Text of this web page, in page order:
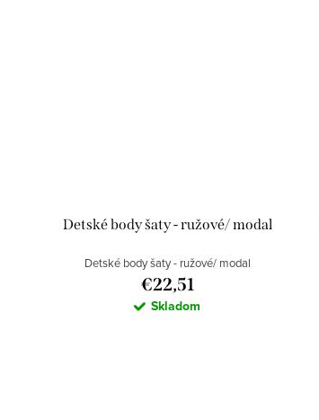
Detské body šaty - ružové/ modal
Detské body šaty - ružové/ modal
€22,51
Skladom